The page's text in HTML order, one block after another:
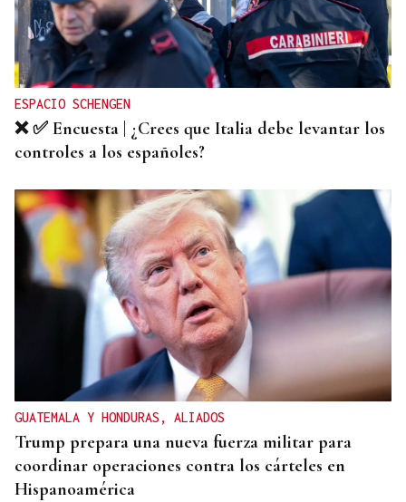
ESPACIO SCHENGEN
❌ ✅ Encuesta | ¿Crees que Italia debe levantar los
controles a los españoles?
GUATEMALA Y HONDURAS, ALIADOS
Trump prepara una nueva fuerza militar para
coordinar operaciones contra los cárteles en
Hispanoamérica